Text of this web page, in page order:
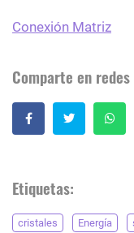
Conexión Matriz
Comparte en
Etiquetas:
cristales Energía